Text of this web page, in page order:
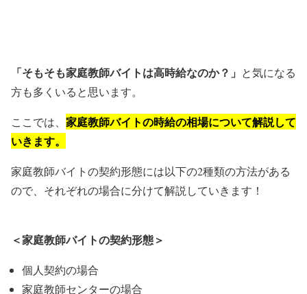
「そもそも家庭教師バイトは高時給なのか？」 と気になる
方も多くいると思います。
ここでは、 家庭教師バイトの時給の相場について解説して
いきます。
家庭教師バイトの契約形態には以下の2種類の方法がある
ので、それぞれの場合に分けて解説していきます！
＜家庭教師バイトの契約形態＞
個人契約の場合
家庭教師センターの場合